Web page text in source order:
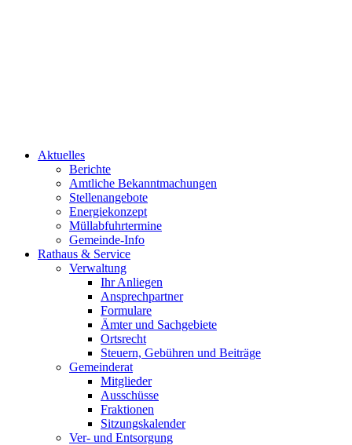
Aktuelles
Berichte
Amtliche Bekanntmachungen
Stellenangebote
Energiekonzept
Müllabfuhrtermine
Gemeinde-Info
Rathaus & Service
Verwaltung
Ihr Anliegen
Ansprechpartner
Formulare
Ämter und Sachgebiete
Ortsrecht
Steuern, Gebühren und Beiträge
Gemeinderat
Mitglieder
Ausschüsse
Fraktionen
Sitzungskalender
Ver- und Entsorgung